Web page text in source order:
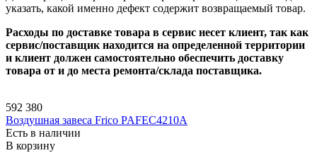
указать, какой именно дефект содержит возвращаемый товар.
Расходы по доставке товара в сервис несет клиент, так как
сервис/поставщик находится на определенной территории
и клиент должен самостоятельно обеспечить доставку
товара от и до места ремонта/склада поставщика.
592 380
Воздушная завеса Frico PAFEC4210A
Есть в наличии
В корзину